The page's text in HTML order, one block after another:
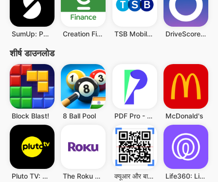
SumUp: Payments and POS Creation Finance TSB Mobile Banking DriveScore - Save on Insurance
शीर्ष डाउनलोड
Block Blast! 8 Ball Pool PDF Pro - Reader & Maker McDonald's
Pluto TV: Watch Free Movies/TV The Roku App (Official) क्यूआर और बारकोड स्कैनर Life360: Live Location Sharing